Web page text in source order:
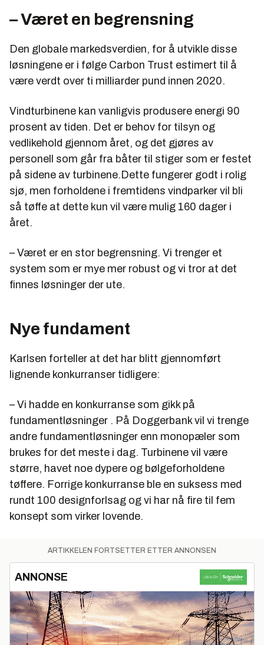
– Været en begrensning
Den globale markedsverdien, for å utvikle disse
løsningene er i følge Carbon Trust estimert til å
være verdt over ti milliarder pund innen 2020.
Vindturbinene kan vanligvis produsere energi 90
prosent av tiden. Det er behov for tilsyn og
vedlikehold gjennom året, og det gjøres av
personell som går fra båter til stiger som er festet
på sidene av turbinene.Dette fungerer godt i rolig
sjø, men forholdene i fremtidens vindparker vil bli
så tøffe at dette kun vil være mulig 160 dager i
året.
– Været er en stor begrensning. Vi trenger et
system som er mye mer robust og vi tror at det
finnes løsninger der ute.
Nye fundament
Karlsen forteller at det har blitt gjennomført
lignende konkurranser tidligere:
– Vi hadde en konkurranse som gikk på
fundamentløsninger . På Doggerbank vil vi trenge
andre fundamentløsninger enn monopæler som
brukes for det meste i dag. Turbinene vil være
større, havet noe dypere og bølgeforholdene
tøffere. Forrige konkurranse ble en suksess med
rundt 100 designforlsag og vi har nå fire til fem
konsept som virker lovende.
ARTIKKELEN FORTSETTER ETTER ANNONSEN
ANNONSE